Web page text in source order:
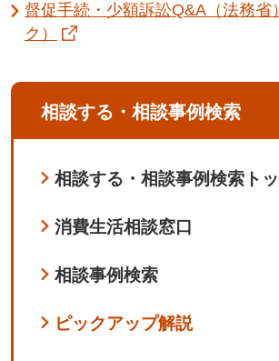
督促手続・少額訴訟Q&A（法務省
ク）
相談する・相談事例検索
相談する・相談事例検索ト
消費生活相談窓口
相談事例検索
ピックアップ解説